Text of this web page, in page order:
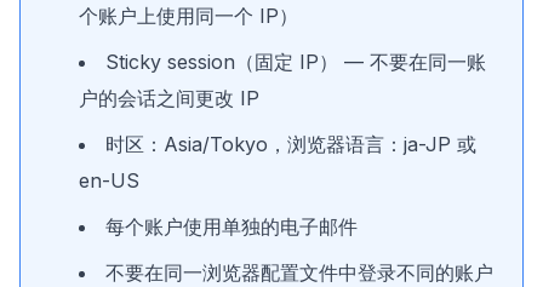
个账户上使用同一个 IP）
Sticky session（固定 IP） — 不要在同一账
户的会话之间更改 IP
时区：Asia/Tokyo，浏览器语言：ja-JP 或
en-US
每个账户使用单独的电子邮件
不要在同一浏览器配置文件中登录不同的账户